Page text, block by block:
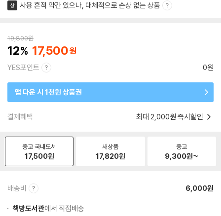
상 사용 흔적 약간 있으나, 대체적으로 손상 없는 상품
19,800원
12 17,500
YES포인트 0원
앱 다운 시 1천원 상품권
결제혜택 최대 2,000원 즉시할인
중고 국내도서
17,500원
새상품
17,820원
중고
9,300원~
배송비 6,000원
책방도서관에서 직접배송